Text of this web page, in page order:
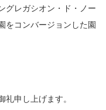
グレガシオン・ド・ノー
をコンバージョンした園
礼申し上げます。